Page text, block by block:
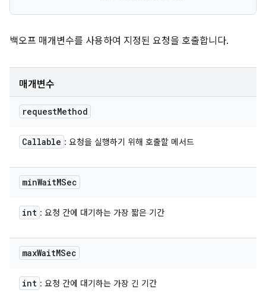
백오프 매개변수를 사용하여 지정된 요청을 호출합니다.
매개변수
requestMethod
Callable : 요청을 실행하기 위해 호출할 메서드
minWaitMSec
int : 요청 간에 대기하는 가장 짧은 기간
maxWaitMSec
int : 요청 간에 대기하는 가장 긴 기간